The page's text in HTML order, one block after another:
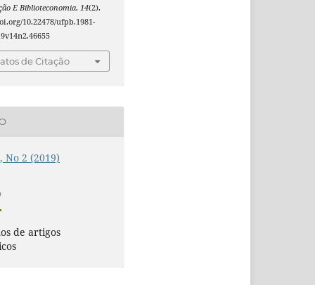
E Biblioteconomia,14(2).
10.22478/ufpb.1981-
de Citação
No 2 (2019)
de artigos